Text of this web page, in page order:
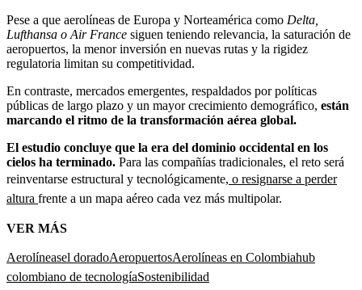
Pese a que aerolíneas de Europa y Norteamérica como Delta,
Lufthansa o Air France siguen teniendo relevancia, la saturación de
aeropuertos, la menor inversión en nuevas rutas y la rigidez
regulatoria limitan su competitividad.
En contraste, mercados emergentes, respaldados por políticas
públicas de largo plazo y un mayor crecimiento demográfico, están
marcando el ritmo de la transformación aérea global.
El estudio concluye que la era del dominio occidental en los
cielos ha terminado. Para las compañías tradicionales, el reto será
reinventarse estructural y tecnológicamente, o resignarse a perder
altura frente a un mapa aéreo cada vez más multipolar.
VER MÁS
Aerolíneasel doradoAeropuertosAerolíneas en Colombiahub
colombiano de tecnologíaSostenibilidad